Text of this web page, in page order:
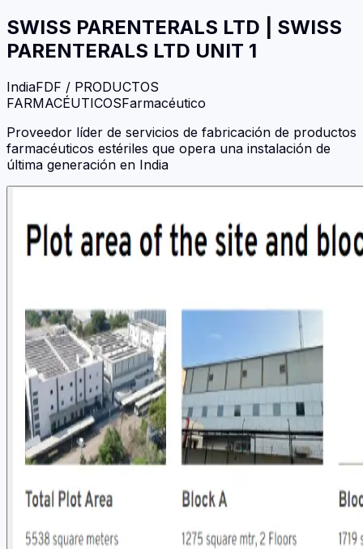
SWISS PARENTERALS LTD
SWISS
PARENTERALS LTD UNIT 1
IndiaFDF / PRODUCTOS
FARMACÉUTICOSFarmacéutico
Proveedor líder de servicios de fabricación de productos
farmacéuticos estériles que opera una instalación de
última generación en India